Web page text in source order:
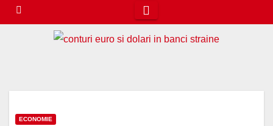
ECONOMIE